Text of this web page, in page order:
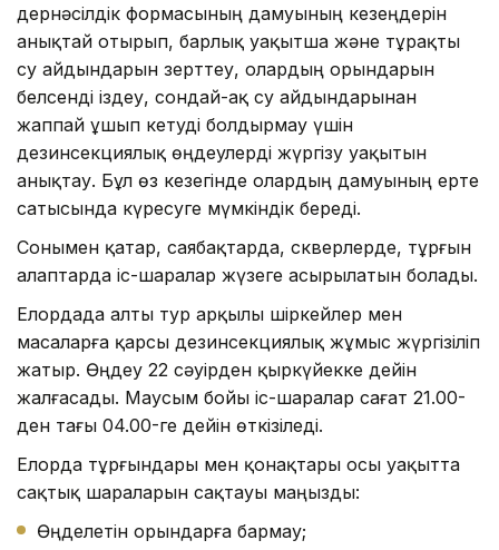
дернәсілдік формасының дамуының кезеңдерін
анықтай отырып, барлық уақытша және тұрақты
су айдындарын зерттеу, олардың орындарын
белсенді іздеу, сондай-ақ су айдындарынан
жаппай ұшып кетуді болдырмау үшін
дезинсекциялық өңдеулерді жүргізу уақытын
анықтау. Бұл өз кезегінде олардың дамуының ерте
сатысында күресуге мүмкіндік береді.
Сонымен қатар, саябақтарда, скверлерде, тұрғын
алаптарда іс-шаралар жүзеге асырылатын болады.
Елордада алты тур арқылы шіркейлер мен
масаларға қарсы дезинсекциялық жұмыс жүргізіліп
жатыр. Өңдеу 22 сәуірден қыркүйекке дейін
жалғасады. Маусым бойы іс-шаралар сағат 21.00-
ден тағы 04.00-ге дейін өткізіледі.
Елорда тұрғындары мен қонақтары осы уақытта
сақтық шараларын сақтауы маңызды:
Өңделетін орындарға бармау;